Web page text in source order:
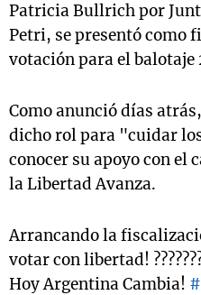
Patricia Bullrich por
Petri, se presentó como
votación para el balotaje
Como anunció días
dicho rol para "cuidar
conocer su apoyo con el
la Libertad Avanza.
Arrancando la
votar con libertad!
Hoy Argentina Cambia!